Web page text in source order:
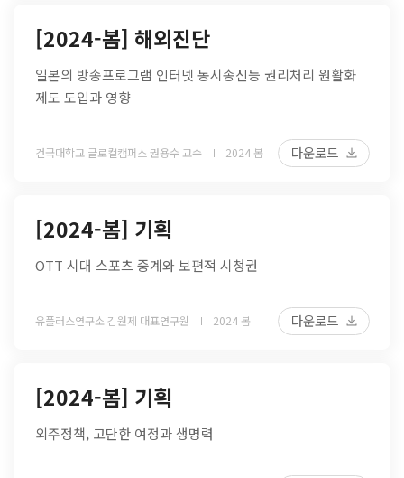
[2024-봄] 해외진단
일본의 방송프로그램 인터넷 동시송신등 권리처리 원활화
제도 도입과 영향
건국대학교 글로컬캠퍼스 권용수 교수 2024 봄 다운로드
[2024-봄] 기획
OTT 시대 스포츠 중계와 보편적 시청권
유플러스연구소 김원제 대표연구원 2024 봄 다운로드
[2024-봄] 기획
외주정책, 고단한 여정과 생명력